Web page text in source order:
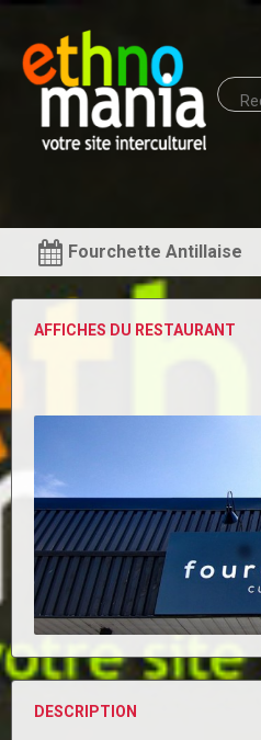
Fourchette Antillaise
AFFICHES DU RESTAURANT
DESCRIPTION